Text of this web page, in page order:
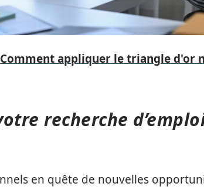
Comment appliquer le triangle d'or
recherche
en quête de nouvelles